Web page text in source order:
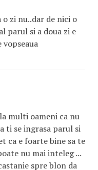
zi nu..dar de nici o
parul si a doua zi e
vopseaua
multi oameni ca nu
ti se ingrasa parul si
ca e foarte bine sa te
nu mai inteleg ...
spre blon da